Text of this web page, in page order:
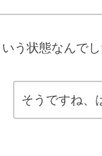
う状態なんでし
そうですね、